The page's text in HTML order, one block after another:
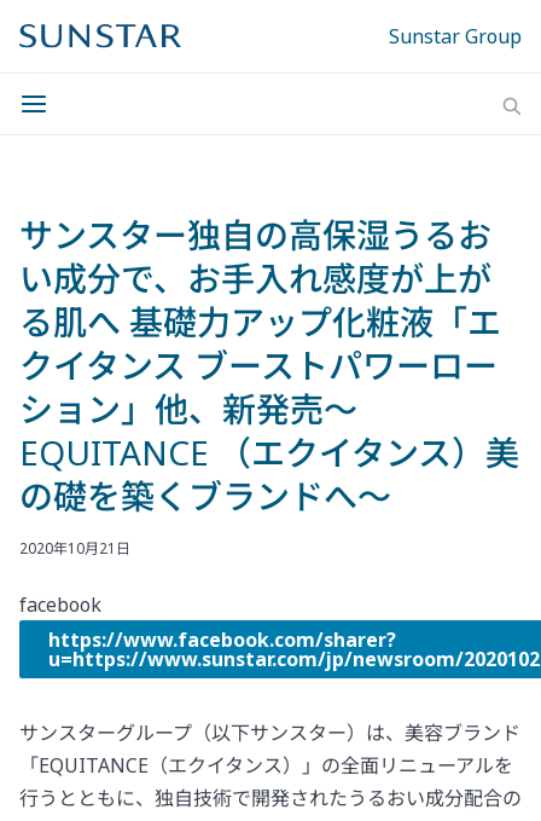
Sunstar Group
サンスター独自の高保湿うるお
い成分で、お手入れ感度が上が
る肌へ 基礎力アップ化粧液「エ
クイタンス ブーストパワーロー
ション」他、新発売～
EQUITANCE （エクイタンス）美
の礎を築くブランドへ～
2020年10月21日
facebook
https://www.facebook.com/sharer?
u=https://www.sunstar.com/jp/newsroom/20201021/
サンスターグループ（以下サンスター）は、美容ブランド
「EQUITANCE（エクイタンス）」の全面リニューアルを
行うとともに、独自技術で開発されたうるおい成分配合の